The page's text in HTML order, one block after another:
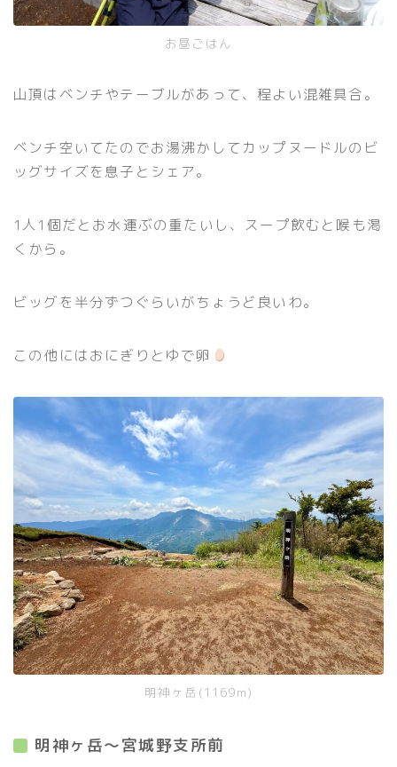
お昼ごはん
山頂はベンチやテーブルがあって、程よい混雑具合。
ベンチ空いてたのでお湯沸かしてカップヌードルのビ
ッグサイズを息子とシェア。
1人1個だとお水運ぶの重たいし、スープ飲むと喉も渇
くから。
ビッグを半分ずつぐらいがちょうど良いわ。
この他にはおにぎりとゆで卵
明神ヶ岳(1169m)
明神ヶ岳〜宮城野支所前